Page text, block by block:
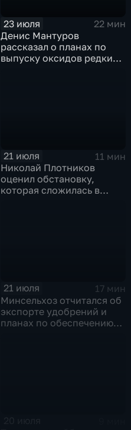
23 июля
22 мин
Денис Мантуров
рассказал о планах по
выпуску оксидов редких
21 июля
11 мин
Николай Плотников
оценил обстановку,
которая сложилась в
21 июля
17 мин
Минсельхоз отчитался об
экспорте удобрений и
планах по обеспечению